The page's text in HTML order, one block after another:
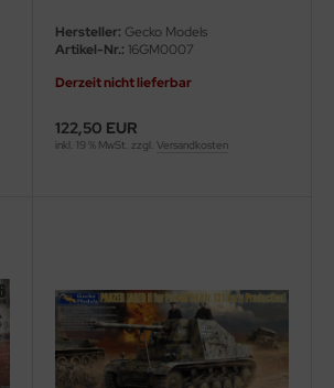
Hersteller: Gecko Models
Artikel-Nr.: 16GM0007
Derzeit nicht lieferbar
122,50 EUR
inkl. 19 % MwSt. zzgl. Versandkosten